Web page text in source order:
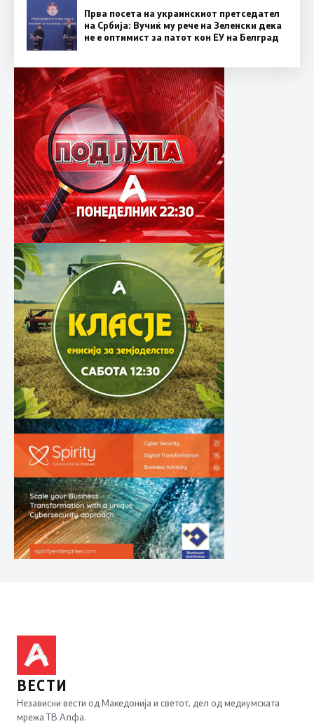
Прва посета на украинскиот претседател
на Србија: Вучиќ му рече на Зеленски дека
не е оптимист за патот кон ЕУ на Белград
ВЕСТИ
Независни вести од Македонија и светот, дел од медиумската
мрежа ТВ Алфа.